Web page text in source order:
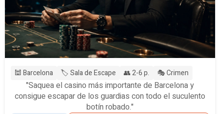
🕍 Barcelona 🏷️ Sala de Escape 👥 2-6 p. 🎭 Crimen
"Saquea el casino más importante de Barcelona y
consigue escapar de los guardias con todo el suculento
botín robado."